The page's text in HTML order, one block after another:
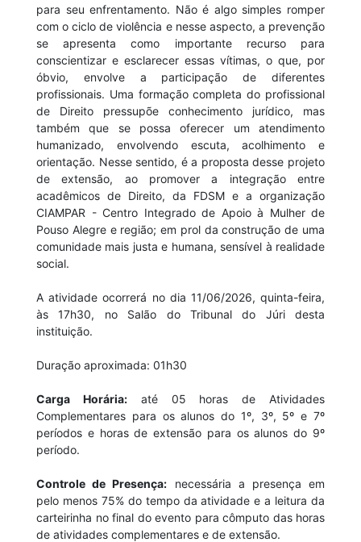
para seu enfrentamento. Não é algo simples romper
com o ciclo de violência e nesse aspecto, a prevenção
se apresenta como importante recurso para
conscientizar e esclarecer essas vítimas, o que, por
óbvio, envolve a participação de diferentes
profissionais. Uma formação completa do profissional
de Direito pressupõe conhecimento jurídico, mas
também que se possa oferecer um atendimento
humanizado, envolvendo escuta, acolhimento e
orientação. Nesse sentido, é a proposta desse projeto
de extensão, ao promover a integração entre
acadêmicos de Direito, da FDSM e a organização
CIAMPAR - Centro Integrado de Apoio à Mulher de
Pouso Alegre e região; em prol da construção de uma
comunidade mais justa e humana, sensível à realidade
social.
A atividade ocorrerá no dia 11/06/2026, quinta-feira,
às 17h30, no Salão do Tribunal do Júri desta
instituição.
Duração aproximada: 01h30
Carga Horária:até 05 horas de Atividades
Complementares para os alunos do 1º, 3º, 5º e 7º
períodos e horas de extensão para os alunos do 9º
período.
Controle de Presença: necessária a presença em
pelo menos 75% do tempo da atividade e a leitura da
carteirinha no final do evento para cômputo das horas
de atividades complementares e de extensão.